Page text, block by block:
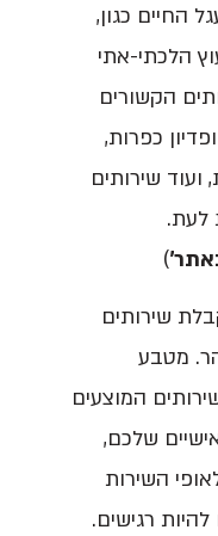
כגון,
הלכתי-אתי
הקשורים
כפרות,
שירותים
)
שירותים
מטבע
המוצעים
שלכם,
השירות
רגישים.